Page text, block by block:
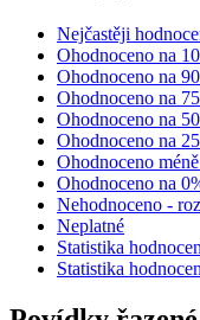
Nejčastěji
Ohodnoceno na
Ohodnoceno na
Ohodnoceno na
Ohodnoceno na
Ohodnoceno na
Ohodnoceno
Ohodnoceno na
Nehodnoceno -
Neplatné
Statistika
Statistika